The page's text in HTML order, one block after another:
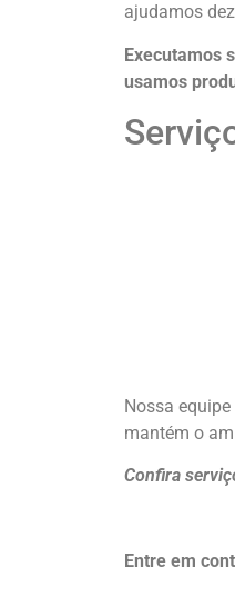
ajudamos
Executamos
usamos
Nossa
mantém o
Confira
Entre em